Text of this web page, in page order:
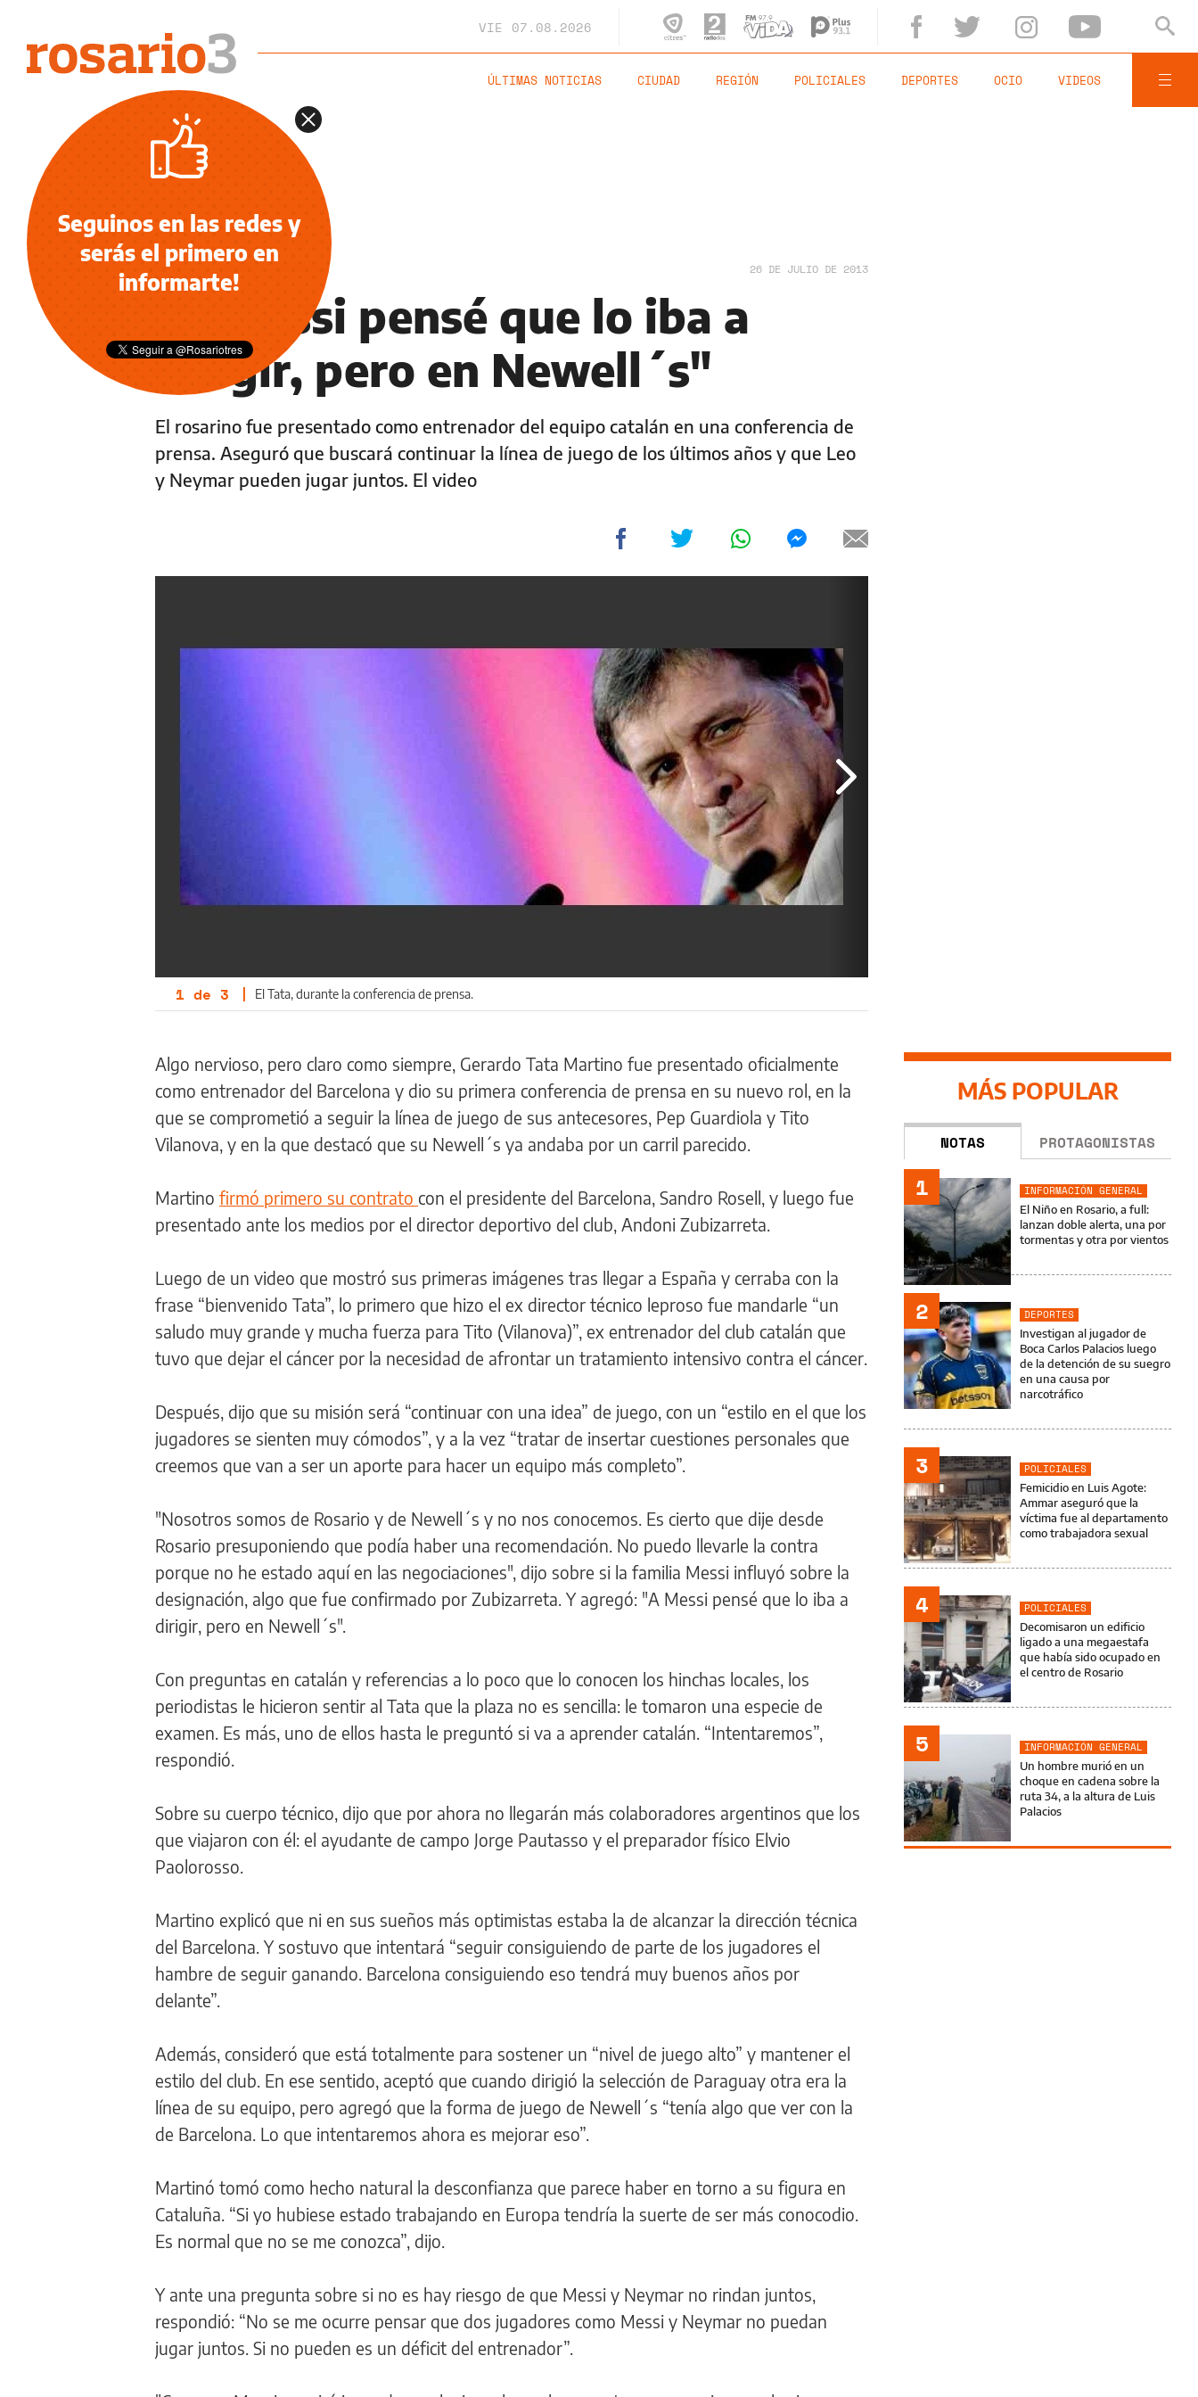
VIE 07.08.2026
ÚLTIMAS NOTICIAS CIUDAD REGIÓN POLICIALES DEPORTES OCIO VIDEOS
NOTICIAS 26 DE JULIO DE 2013
"A Messi pensé que lo iba a
dirigir, pero en Newell´s"
El rosarino fue presentado como entrenador del equipo catalán en una conferencia de
prensa. Aseguró que buscará continuar la línea de juego de los últimos años y que Leo
y Neymar pueden jugar juntos. El video
1 de 3 | El Tata, durante la conferencia de prensa.
Algo nervioso, pero claro como siempre, Gerardo Tata Martino fue presentado oficialmente
como entrenador del Barcelona y dio su primera conferencia de prensa en su nuevo rol, en la
que se comprometió a seguir la línea de juego de sus antecesores, Pep Guardiola y Tito
Vilanova, y en la que destacó que su Newell´s ya andaba por un carril parecido.
Martino firmó primero su contrato con el presidente del Barcelona, Sandro Rosell, y luego fue
presentado ante los medios por el director deportivo del club, Andoni Zubizarreta.
Luego de un video que mostró sus primeras imágenes tras llegar a España y cerraba con la
frase “bienvenido Tata”, lo primero que hizo el ex director técnico leproso fue mandarle “un
saludo muy grande y mucha fuerza para Tito (Vilanova)”, ex entrenador del club catalán que
tuvo que dejar el cáncer por la necesidad de afrontar un tratamiento intensivo contra el cáncer.
Después, dijo que su misión será “continuar con una idea” de juego, con un “estilo en el que los
jugadores se sienten muy cómodos”, y a la vez “tratar de insertar cuestiones personales que
creemos que van a ser un aporte para hacer un equipo más completo”.
"Nosotros somos de Rosario y de Newell´s y no nos conocemos. Es cierto que dije desde
Rosario presuponiendo que podía haber una recomendación. No puedo llevarle la contra
porque no he estado aquí en las negociaciones", dijo sobre si la familia Messi influyó sobre la
designación, algo que fue confirmado por Zubizarreta. Y agregó: "A Messi pensé que lo iba a
dirigir, pero en Newell´s".
Con preguntas en catalán y referencias a lo poco que lo conocen los hinchas locales, los
periodistas le hicieron sentir al Tata que la plaza no es sencilla: le tomaron una especie de
examen. Es más, uno de ellos hasta le preguntó si va a aprender catalán. “Intentaremos”,
respondió.
Sobre su cuerpo técnico, dijo que por ahora no llegarán más colaboradores argentinos que los
que viajaron con él: el ayudante de campo Jorge Pautasso y el preparador físico Elvio
Paolorosso.
Martino explicó que ni en sus sueños más optimistas estaba la de alcanzar la dirección técnica
del Barcelona. Y sostuvo que intentará “seguir consiguiendo de parte de los jugadores el
hambre de seguir ganando. Barcelona consiguiendo eso tendrá muy buenos años por
delante”.
Además, consideró que está totalmente para sostener un “nivel de juego alto” y mantener el
estilo del club. En ese sentido, aceptó que cuando dirigió la selección de Paraguay otra era la
línea de su equipo, pero agregó que la forma de juego de Newell´s “tenía algo que ver con la
de Barcelona. Lo que intentaremos ahora es mejorar eso”.
Martinó tomó como hecho natural la desconfianza que parece haber en torno a su figura en
Cataluña. “Si yo hubiese estado trabajando en Europa tendría la suerte de ser más conocodio.
Es normal que no se me conozca”, dijo.
Y ante una pregunta sobre si no es hay riesgo de que Messi y Neymar no rindan juntos,
respondió: “No se me ocurre pensar que dos jugadores como Messi y Neymar no puedan
jugar juntos. Si no pueden es un déficit del entrenador”.
MÁS POPULAR
NOTAS PROTAGONISTAS
1
INFORMACIÓN GENERAL
El Niño en Rosario, a full:
lanzan doble alerta, una por
tormentas y otra por vientos
2
DEPORTES
Investigan al jugador de
Boca Carlos Palacios luego
de la detención de su suegro
en una causa por
narcotráfico
3
POLICIALES
Femicidio en Luis Agote:
Ammar aseguró que la
víctima fue al departamento
como trabajadora sexual
4
POLICIALES
Decomisaron un edificio
ligado a una megaestafa
que había sido ocupado en
el centro de Rosario
5
INFORMACIÓN GENERAL
Un hombre murió en un
choque en cadena sobre la
ruta 34, a la altura de Luis
Palacios
Seguinos en las redes y
serás el primero en
informarte!